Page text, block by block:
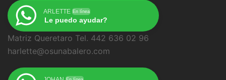
ARLETTE En línea
Le puedo ayudar?
Matriz Queretaro Tel. 442 636 02 96
harlette@osunabalero.com